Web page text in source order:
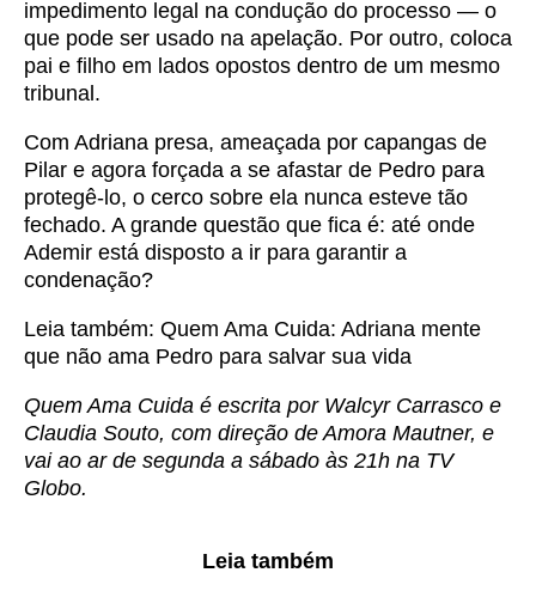
impedimento legal na condução do processo — o
que pode ser usado na apelação. Por outro, coloca
pai e filho em lados opostos dentro de um mesmo
tribunal.
Com Adriana presa, ameaçada por capangas de
Pilar e agora forçada a se afastar de Pedro para
protegê-lo, o cerco sobre ela nunca esteve tão
fechado. A grande questão que fica é: até onde
Ademir está disposto a ir para garantir a
condenação?
Leia também: Quem Ama Cuida: Adriana mente
que não ama Pedro para salvar sua vida
Quem Ama Cuida é escrita por Walcyr Carrasco e
Claudia Souto, com direção de Amora Mautner, e
vai ao ar de segunda a sábado às 21h na TV
Globo.
Leia também